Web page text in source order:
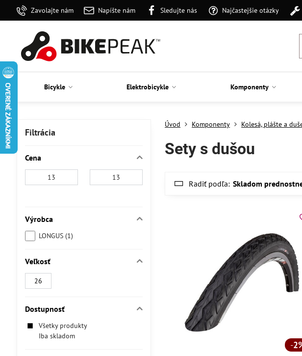
Zavolajte nám Napíšte nám Sledujte nás Najčastejšie otázky
Bicykle Elektrobicykle Komponenty
Úvod Komponenty Kolesá, plášte a
Sety s dušou
Radiť podľa: Skladom
Filtrácia
Cena
Výrobca
LONGUS (1)
Veľkosť
26
Dostupnosť
Všetky produkty
Iba skladom